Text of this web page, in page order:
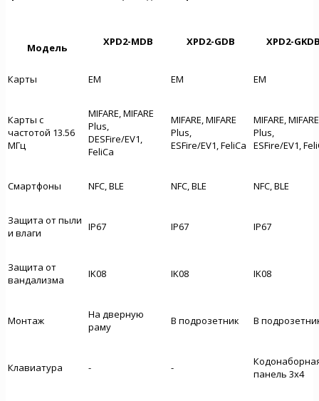
Модель XPD2-MDB XPD2-GDB XPD2-
Карты EM EM EM
Карты с
частотой 13.56
МГц
MIFARE, MIFARE
Plus,
DESFire/EV1,
FeliCa
MIFARE, MIFARE
Plus,
ESFire/EV1, FeliCa
MIFARE, MIFARE
Plus,
ESFire/EV1,
Смартфоны NFC, BLE NFC, BLE NFC, BLE
Защита от пыли
и влаги
IP67 IP67 IP67
Защита от
вандализма
IK08 IK08 IK08
Монтаж
На дверную
раму
В подрозетник В
Клавиатура - -
панель 3x4